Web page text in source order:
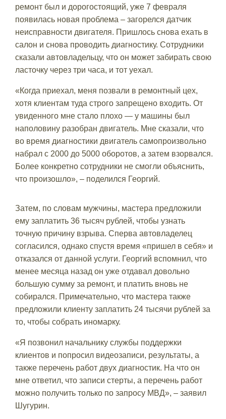
ремонт был и дорогостоящий, уже 7 февраля
появилась новая проблема – загорелся датчик
неисправности двигателя. Пришлось снова ехать в
салон и снова проводить диагностику. Сотрудники
сказали автовладельцу, что он может забирать свою
ласточку через три часа, и тот уехал.
«Когда приехал, меня позвали в ремонтный цех,
хотя клиентам туда строго запрещено входить. От
увиденного мне стало плохо — у машины был
наполовину разобран двигатель. Мне сказали, что
во время диагностики двигатель самопроизвольно
набрал с 2000 до 5000 оборотов, а затем взорвался.
Более конкретно сотрудники не смогли объяснить,
что произошло», – поделился Георгий.
Затем, по словам мужчины, мастера предложили
ему заплатить 36 тысяч рублей, чтобы узнать
точную причину взрыва. Сперва автовладелец
согласился, однако спустя время «пришел в себя» и
отказался от данной услуги. Георгий вспомнил, что
менее месяца назад он уже отдавал довольно
большую сумму за ремонт, и платить вновь не
собирался. Примечательно, что мастера также
предложили клиенту заплатить 24 тысячи рублей за
то, чтобы собрать иномарку.
«Я позвонил начальнику службы поддержки
клиентов и попросил видеозаписи, результаты, а
также перечень работ двух диагностик. На что он
мне ответил, что записи стерты, а перечень работ
можно получить только по запросу МВД», – заявил
Шугурин.